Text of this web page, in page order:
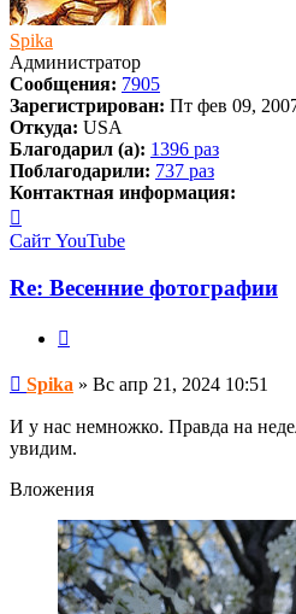
Spika
Администратор
Сообщения: 7905
Зарегистрирован: Пт фев 09,
Откуда: USA
Благодарил (а): 1396 раз
Поблагодарили: 737 раз
Контактная информация:
информация
пользователя
Spika
Сайт YouTube
Re: Весенние фотографии
Сообщение
Spika » Вс апр 21, 2024 10:51
И у нас немножко. Правда на
увидим.
Вложения